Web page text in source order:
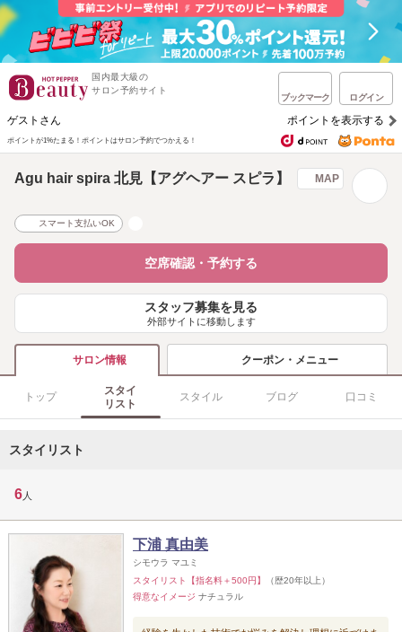
国内最大級の
サロン予約サイト
ブックマーク ログイン
ゲストさん ポイントを表示する
ポイントが1%たまる！ ポイントはサロン予約でつかえる！
Agu hair spira 北見【アグヘアー スピラ】 MAP
スマート支払いOK
空席確認・予約する
スタッフ募集を見る
外部サイトに移動します
サロン情報 クーポン・メニュー
トップ
スタイ
リスト
スタイル ブログ 口コミ
スタイリスト
6 人
下浦 真由美
シモウラ マユミ
スタイリスト【指名料＋500円】
（歴20年以上）
得意なイメージ ナチュラル